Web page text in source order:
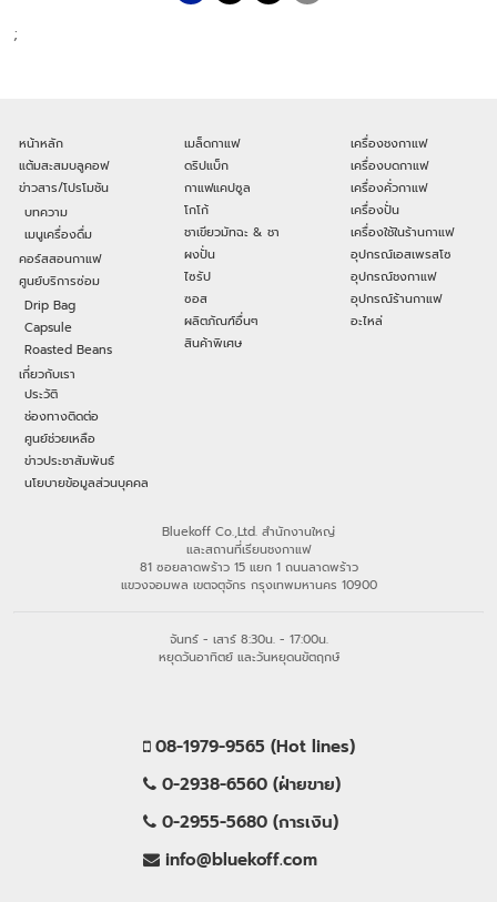
;
หน้าหลัก
แต้มสะสมบลูคอฟ
ข่าวสาร/โปรโมชัน
บทความ
เมนูเครื่องดื่ม
คอร์สสอนกาแฟ
ศูนย์บริการซ่อม
Drip Bag
Capsule
Roasted Beans
เกี่ยวกับเรา
ประวัติ
ช่องทางติดต่อ
ศูนย์ช่วยเหลือ
ข่าวประชาสัมพันธ์
นโยบายข้อมูลส่วนบุคคล
เมล็ดกาแฟ
ดริปแบ็ก
กาแฟแคปซูล
โกโก้
ชาเขียวมัทฉะ & ชา
ผงปั่น
ไซรัป
ซอส
ผลิตภัณฑ์อื่นๆ
สินค้าพิเศษ
เครื่องชงกาแฟ
เครื่องบดกาแฟ
เครื่องคั่วกาแฟ
เครื่องปั่น
เครื่องใช้ในร้านกาแฟ
อุปกรณ์เอสเพรสโซ
อุปกรณ์ชงกาแฟ
อุปกรณ์ร้านกาแฟ
อะไหล่
Bluekoff Co.,Ltd. สำนักงานใหญ่
และสถานที่เรียนชงกาแฟ
81 ซอยลาดพร้าว 15 แยก 1 ถนนลาดพร้าว
แขวงจอมพล เขตจตุจักร กรุงเทพมหานคร 10900
จันทร์ - เสาร์ 8:30น. - 17:00น.
หยุดวันอาทิตย์ และวันหยุดนขัตฤกษ์
08-1979-9565 (Hot lines)
0-2938-6560 (ฝ่ายขาย)
0-2955-5680 (การเงิน)
info@bluekoff.com